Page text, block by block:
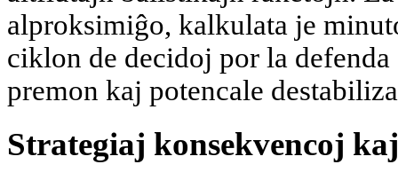
alproksimiĝo, kalkulata je
ciklon de decidoj por la
premon kaj potencale
Strategiaj konsekvencoj